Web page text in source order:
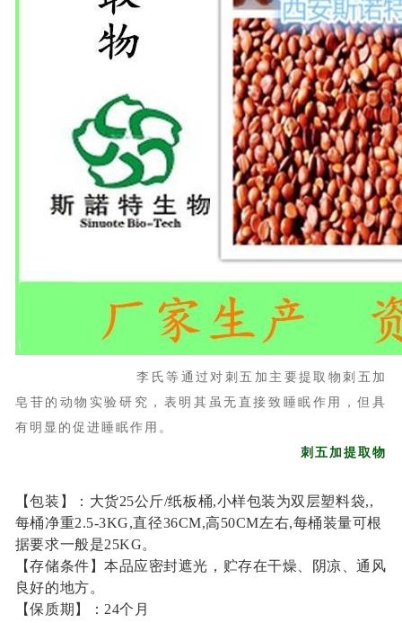
李氏等通过对刺五加主要提取物刺五加
皂苷的动物实验研究，表明其虽无直接致睡眠作用，但具
有明显的促进睡眠作用。
刺五加提取物
【包装】：大货25公斤/纸板桶,小样包装为双层塑料袋,,
每桶净重2.5-3KG,直径36CM,高50CM左右,每桶装量可根
据要求一般是25KG。
【存储条件】本品应密封遮光，贮存在干燥、阴凉、通风
良好的地方。
【保质期】：24个月